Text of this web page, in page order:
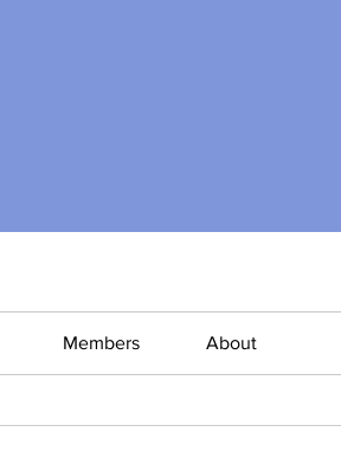
Members About